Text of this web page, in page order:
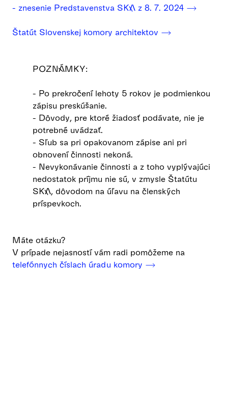
- znesenie Predstavenstva SKA z 8. 7. 2024 ⟶
Štatút Slovenskej komory architektov ⟶
POZNÁMKY:
- Po prekročení lehoty 5 rokov je podmienkou
zápisu preskúšanie.
- Dôvody, pre ktoré žiadosť podávate, nie je
potrebné uvádzať.
- Sľub sa pri opakovanom zápise ani pri
obnovení činnosti nekoná.
- Nevykonávanie činnosti a z toho vyplývajúci
nedostatok príjmu nie sú, v zmysle Štatútu
SKA, dôvodom na úľavu na členských
príspevkoch.
Máte otázku?
V prípade nejasností vám radi pomôžeme na
telefónnych číslach úradu komory ⟶